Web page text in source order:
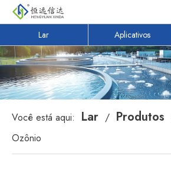
Lar Aplicativos
Você está aqui: Lar / Produtos
Ozônio